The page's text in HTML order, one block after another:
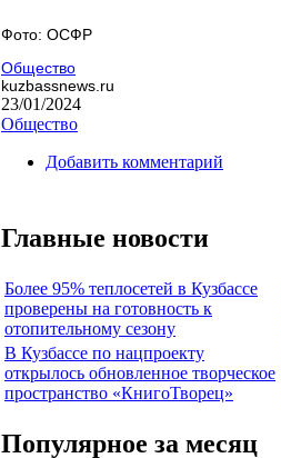
Фото: ОСФР
Общество
kuzbassnews.ru
23/01/2024
Общество
Добавить комментарий
Главные новости
Более 95% теплосетей в Кузбассе
проверены на готовность к
отопительному сезону
В Кузбассе по нацпроекту
открылось обновленное творческое
пространство «КнигоТворец»
Популярное за месяц